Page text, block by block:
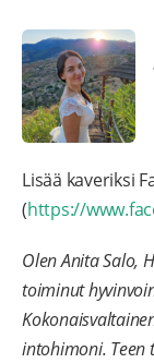
Lisää kaveriksi
(https://
Olen Anita Salo,
toiminut
intohimoni. Teen